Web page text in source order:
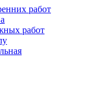
работ
работ